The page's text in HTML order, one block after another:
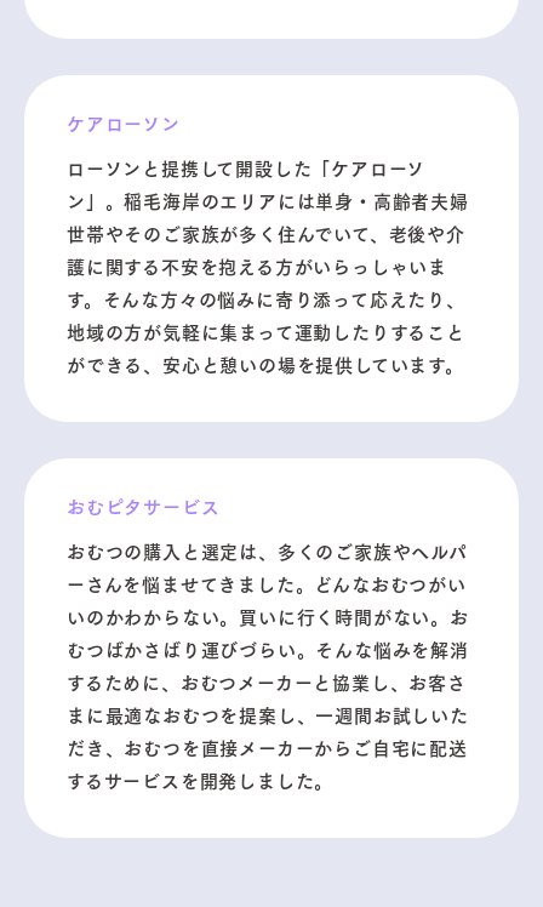
ケアローソン
ローソンと提携して開設した「ケアローソ
ン」。稲毛海岸のエリアには単身・高齢者夫婦
世帯やそのご家族が多く住んでいて、老後や介
護に関する不安を抱える方がいらっしゃいま
す。そんな方々の悩みに寄り添って応えたり、
地域の方が気軽に集まって運動したりすること
ができる、安心と憩いの場を提供しています。
おむピタサービス
おむつの購入と選定は、多くのご家族やヘルパ
ーさんを悩ませてきました。どんなおむつがい
いのかわからない。買いに行く時間がない。お
むつばかさばり運びづらい。そんな悩みを解消
するために、おむつメーカーと協業し、お客さ
まに最適なおむつを提案し、一週間お試しいた
だき、おむつを直接メーカーからご自宅に配送
するサービスを開発しました。